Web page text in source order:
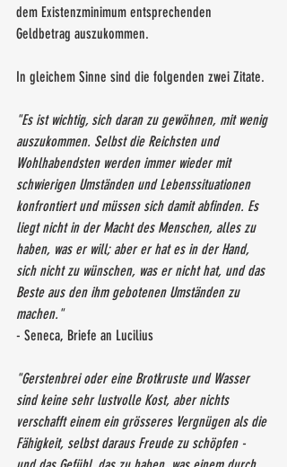
dem Existenzminimum entsprechenden
Geldbetrag auszukommen.
In gleichem Sinne sind die folgenden zwei Zitate.
"Es ist wichtig, sich daran zu gewöhnen, mit wenig
auszukommen. Selbst die Reichsten und
Wohlhabendsten werden immer wieder mit
schwierigen Umständen und Lebenssituationen
konfrontiert und müssen sich damit abfinden. Es
liegt nicht in der Macht des Menschen, alles zu
haben, was er will; aber er hat es in der Hand,
sich nicht zu wünschen, was er nicht hat, und das
Beste aus den ihm gebotenen Umständen zu
machen."
- Seneca, Briefe an Lucilius
"Gerstenbrei oder eine Brotkruste und Wasser
sind keine sehr lustvolle Kost, aber nichts
verschafft einem ein grösseres Vergnügen als die
Fähigkeit, selbst daraus Freude zu schöpfen -